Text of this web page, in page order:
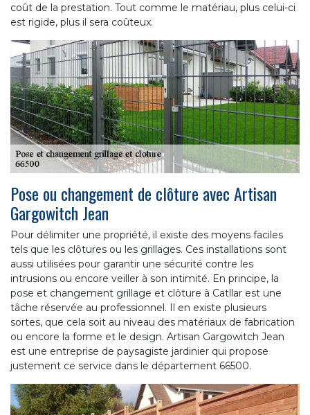
coût de la prestation. Tout comme le matériau, plus celui-ci
est rigide, plus il sera coûteux.
Pose ou changement de clôture avec Artisan
Gargowitch Jean
Pour délimiter une propriété, il existe des moyens faciles
tels que les clôtures ou les grillages. Ces installations sont
aussi utilisées pour garantir une sécurité contre les
intrusions ou encore veiller à son intimité. En principe, la
pose et changement grillage et clôture à Catllar est une
tâche réservée au professionnel. Il en existe plusieurs
sortes, que cela soit au niveau des matériaux de fabrication
ou encore la forme et le design. Artisan Gargowitch Jean
est une entreprise de paysagiste jardinier qui propose
justement ce service dans le département 66500.